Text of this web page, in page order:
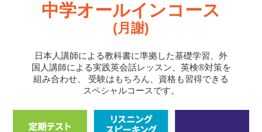
中学オールインコース
(月謝)
日本人講師による教科書に準拠した基礎学習、外
国人講師による実践英会話レッスン、英検®対策を
組み合わせ、
受験はもちろん、資格も習得できる
スペシャルコースです。